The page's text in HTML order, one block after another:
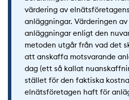
värdering av elnätsföretagens
anläggningar. Värderingen
anläggningar enligt den
metoden utgår från vad det
att anskaffa motsvarande
dag (ett så kallat
stället för den faktiska
elnätsföretagen haft för